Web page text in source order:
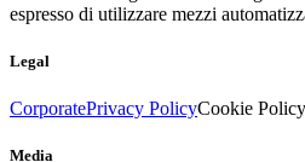
espresso di utilizzare mezzi
Legal
CorporatePrivacy PolicyCookie Policy
Media